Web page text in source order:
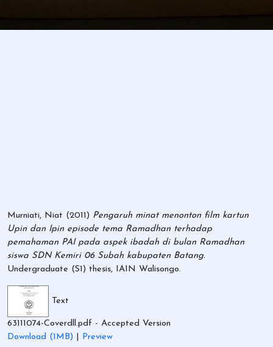
Murniati, Niat (2011) Pengaruh minat menonton film kartun
Upin dan Ipin episode tema Ramadhan terhadap
pemahaman PAI pada aspek ibadah di bulan Ramadhan
siswa SDN Kemiri 06 Subah kabupaten Batang.
Undergraduate (S1) thesis, IAIN Walisongo.
Text
63111074-Coverdll.pdf - Accepted Version
Download (1MB)
Preview